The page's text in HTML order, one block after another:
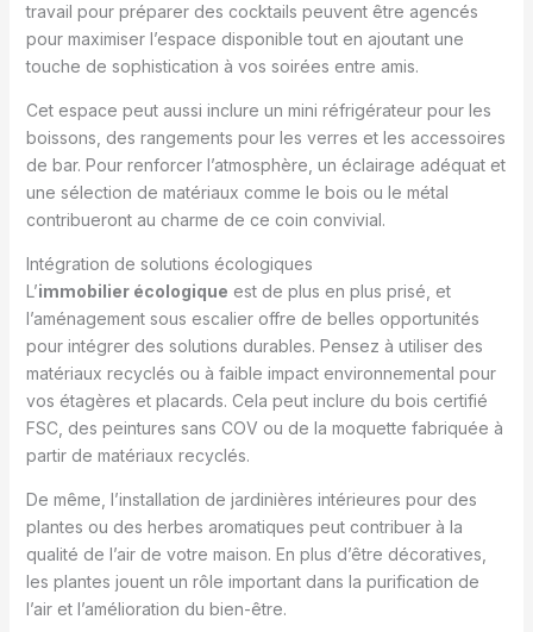
travail pour préparer des cocktails peuvent être agencés
pour maximiser l’espace disponible tout en ajoutant une
touche de sophistication à vos soirées entre amis.
Cet espace peut aussi inclure un mini réfrigérateur pour les
boissons, des rangements pour les verres et les accessoires
de bar. Pour renforcer l’atmosphère, un éclairage adéquat et
une sélection de matériaux comme le bois ou le métal
contribueront au charme de ce coin convivial.
Intégration de solutions écologiques
L’immobilier écologique est de plus en plus prisé, et
l’aménagement sous escalier offre de belles opportunités
pour intégrer des solutions durables. Pensez à utiliser des
matériaux recyclés ou à faible impact environnemental pour
vos étagères et placards. Cela peut inclure du bois certifié
FSC, des peintures sans COV ou de la moquette fabriquée à
partir de matériaux recyclés.
De même, l’installation de jardinières intérieures pour des
plantes ou des herbes aromatiques peut contribuer à la
qualité de l’air de votre maison. En plus d’être décoratives,
les plantes jouent un rôle important dans la purification de
l’air et l’amélioration du bien-être.